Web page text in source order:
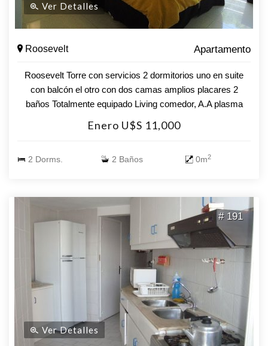
Ver Detalles
Roosevelt Apartamento
Roosevelt Torre con servicios 2 dormitorios uno en suite
con balcón el otro con dos camas amplios placares 2
baños Totalmente equipado Living comedor, A.A plasma
equipo de música DVD Barra Cocina heladera microondas
electrodomésticos WIFI garage interior servicio de playa
GYM lavandería
Enero U$S 11,000
2 Dorms. 2 Baños 0m2
# 191
Ver Detalles